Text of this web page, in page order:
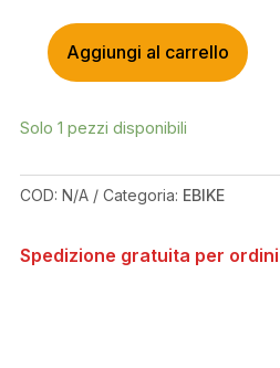
PIVOT
SHUTTLE
PRO
EAGLE
QUANTITÀ
Aggiungi al carrello
Solo 1 pezzi disponibili
COD: N/A Categoria: EBIKE
Spedizione gratuita per